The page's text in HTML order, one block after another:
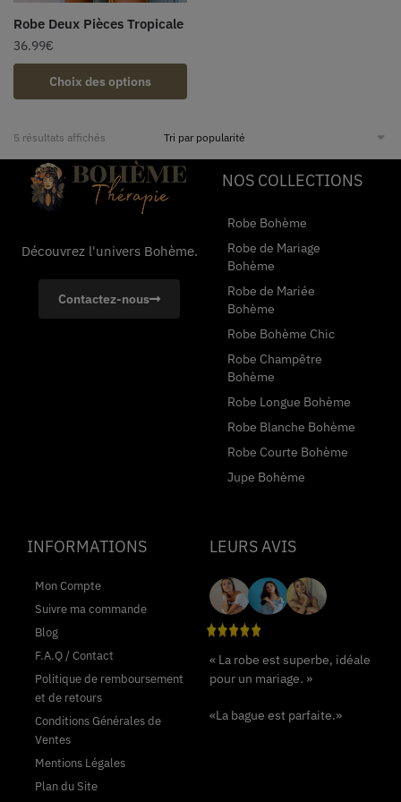
Robe Deux Pièces Tropicale
36.99€
Choix des options
5 résultats affichés
Découvrez l'univers Bohème.
Contactez-nous
NOS COLLECTIONS
Robe Bohème
Robe de Mariage
Bohème
Robe de Mariée
Bohème
Robe Bohème Chic
Robe Champêtre
Bohème
Robe Longue Bohème
Robe Blanche Bohème
Robe Courte Bohème
Jupe Bohème
INFORMATIONS
Mon Compte
Suivre ma commande
Blog
F.A.Q / Contact
Politique de remboursement
et de retours
Conditions Générales de
Ventes
Mentions Légales
Plan du Site
LEURS AVIS
« La robe est superbe, idéale
pour un mariage. »
«La bague est parfaite.»